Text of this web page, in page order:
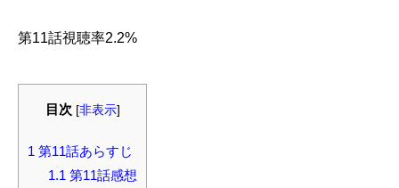
第11話視聴率2.2%
目次 [非表示]
1 第11話あらすじ
1.1 第11話感想